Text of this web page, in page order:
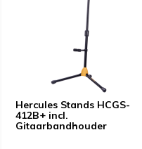
Hercules Stands HCGS-
412B+ incl.
Gitaarbandhouder